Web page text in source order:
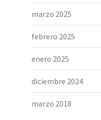
marzo 2025
febrero 2025
enero 2025
diciembre 2024
marzo 2018